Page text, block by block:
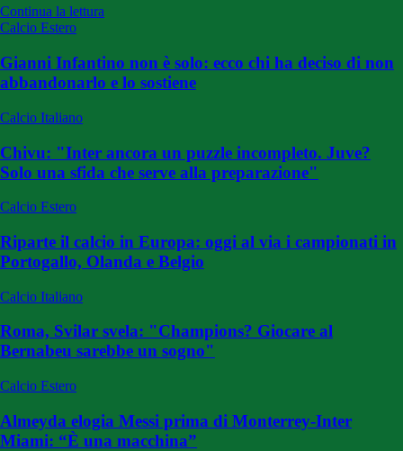
Continua la lettura
Calcio Estero
Gianni Infantino non è solo: ecco chi ha deciso di non
abbandonarlo e lo sostiene
Calcio Italiano
Chivu: "Inter ancora un puzzle incompleto. Juve?
Solo una sfida che serve alla preparazione"
Calcio Estero
Riparte il calcio in Europa: oggi al via i campionati in
Portogallo, Olanda e Belgio
Calcio Italiano
Roma, Svilar svela: "Champions? Giocare al
Bernabeu sarebbe un sogno"
Calcio Estero
Almeyda elogia Messi prima di Monterrey-Inter
Miami: “È una macchina”